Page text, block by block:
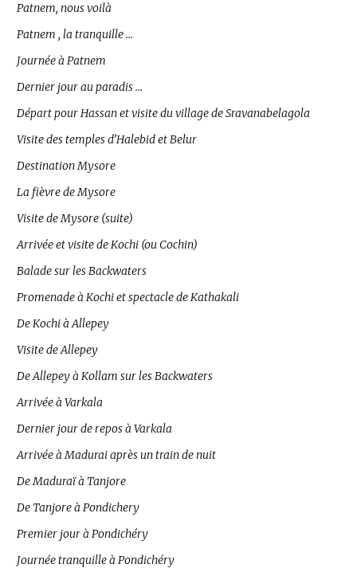
Patnem, nous voilà
Patnem , la tranquille …
Journée à Patnem
Dernier jour au paradis …
Départ pour Hassan et visite du village de Sravanabelagola
Visite des temples d’Halebid et Belur
Destination Mysore
La fièvre de Mysore
Visite de Mysore (suite)
Arrivée et visite de Kochi (ou Cochin)
Balade sur les Backwaters
Promenade à Kochi et spectacle de Kathakali
De Kochi à Allepey
Visite de Allepey
De Allepey à Kollam sur les Backwaters
Arrivée à Varkala
Dernier jour de repos à Varkala
Arrivée à Madurai après un train de nuit
De Maduraï à Tanjore
De Tanjore à Pondichery
Premier jour à Pondichéry
Journée tranquille à Pondichéry